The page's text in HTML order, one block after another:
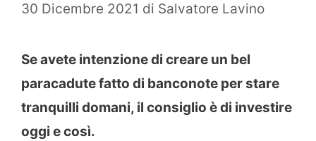
30 Dicembre 2021 di Salvatore Lavino
Se avete intenzione di creare un bel
paracadute fatto di banconote per stare
tranquilli domani, il consiglio è di investire
oggi e così.